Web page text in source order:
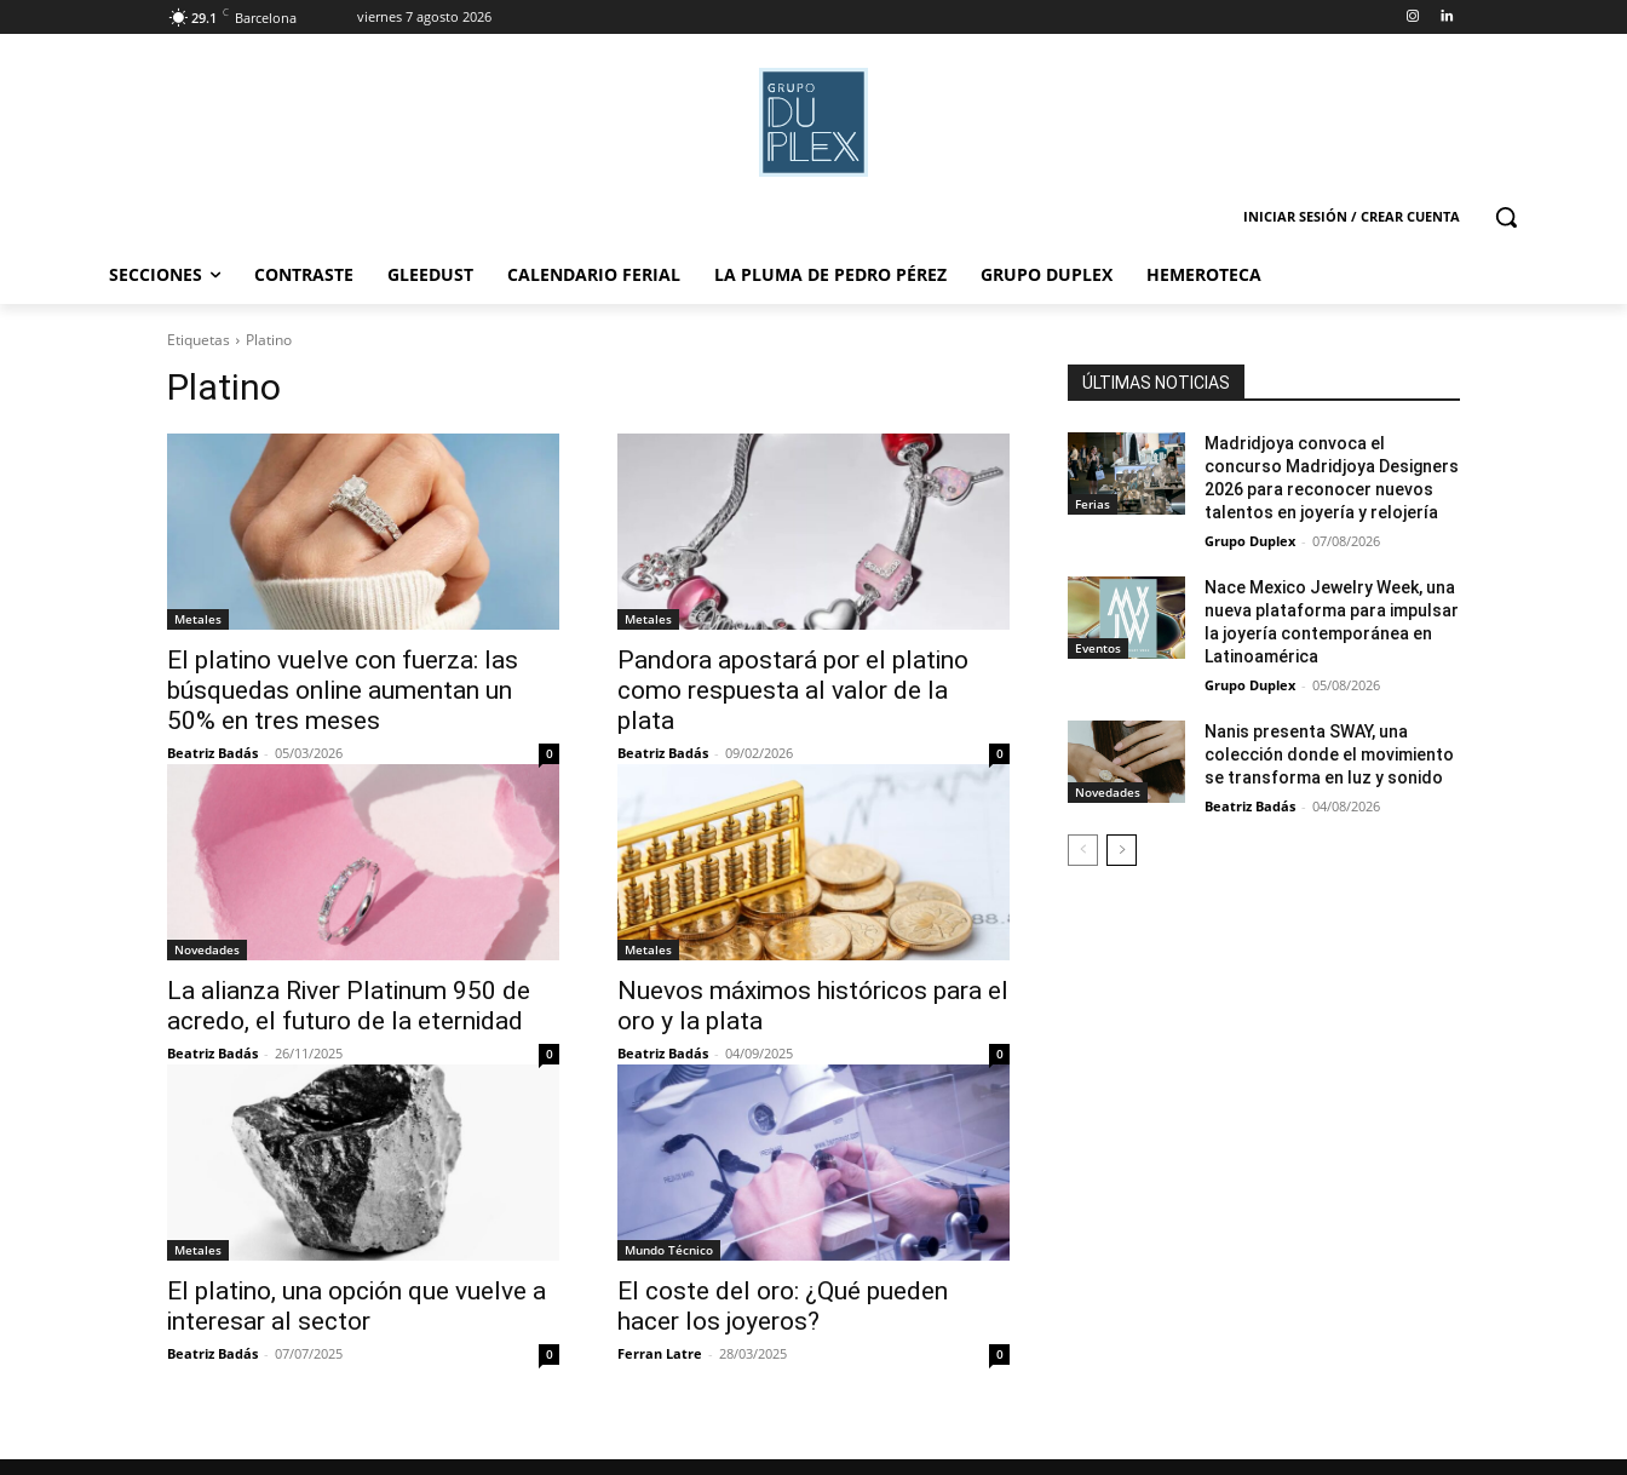
29.1 C Barcelona viernes 7 agosto 2026
INICIAR SESIÓN / CREAR CUENTA
SECCIONES CONTRASTE GLEEDUST CALENDARIO FERIAL LA PLUMA DE PEDRO PÉREZ GRUPO DUPLEX HEMEROTECA
Etiquetas Platino
Platino
Metales
El platino vuelve con fuerza: las
búsquedas online aumentan un
50% en tres meses
Beatriz Badás - 05/03/2026 0
Metales
Pandora apostará por el platino
como respuesta al valor de la
plata
Beatriz Badás - 09/02/2026 0
Novedades
La alianza River Platinum 950 de
acredo, el futuro de la eternidad
Beatriz Badás - 26/11/2025 0
Metales
Nuevos máximos históricos para el
oro y la plata
Beatriz Badás - 04/09/2025 0
Metales
El platino, una opción que vuelve a
interesar al sector
Beatriz Badás - 07/07/2025 0
Mundo Técnico
El coste del oro: ¿Qué pueden
hacer los joyeros?
Ferran Latre - 28/03/2025 0
ÚLTIMAS NOTICIAS
Ferias
Madridjoya convoca el
concurso Madridjoya Designers
2026 para reconocer nuevos
talentos en joyería y relojería
Grupo Duplex - 07/08/2026
Eventos
Nace Mexico Jewelry Week, una
nueva plataforma para impulsar
la joyería contemporánea en
Latinoamérica
Grupo Duplex - 05/08/2026
Novedades
Nanis presenta SWAY, una
colección donde el movimiento
se transforma en luz y sonido
Beatriz Badás - 04/08/2026